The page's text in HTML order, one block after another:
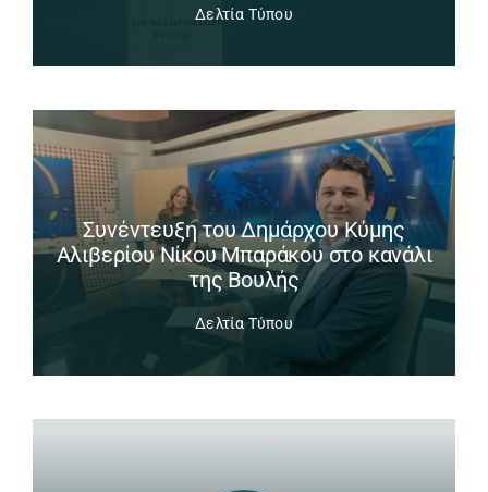
Δελτία Τύπου
Συνέντευξη του Δημάρχου Κύμης
Αλιβερίου Νίκου Μπαράκου στο κανάλι
της Βουλής
Δελτία Τύπου